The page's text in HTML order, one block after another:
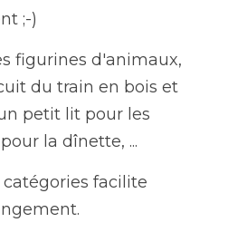
;-)
figurines d'animaux,
du train en bois et
petit lit pour les
la dînette, ...
catégories facilite